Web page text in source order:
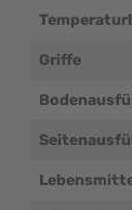
Griffe